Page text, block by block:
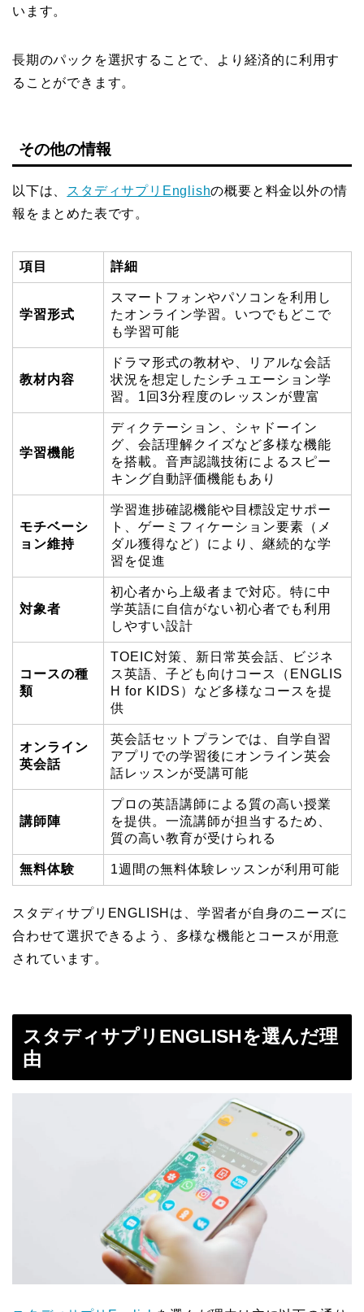
います。
長期のパックを選択することで、より経済的に利用す
ることができます。
その他の情報
以下は、 スタディサプリEnglishの概要と料金以外の情
報をまとめた表です。
項目 詳細
学習形式
スマートフォンやパソコンを利用し
たオンライン学習。いつでもどこで
も学習可能
教材内容
ドラマ形式の教材や、リアルな会話
状況を想定したシチュエーション学
習。1回3分程度のレッスンが豊富
学習機能
ディクテーション、シャドーイン
グ、会話理解クイズなど多様な機能
を搭載。音声認識技術によるスピー
キング自動評価機能もあり
モチベーシ
ョン維持
学習進捗確認機能や目標設定サポー
ト、ゲーミフィケーション要素（メ
ダル獲得など）により、継続的な学
習を促進
対象者
初心者から上級者まで対応。特に中
学英語に自信がない初心者でも利用
しやすい設計
コースの種
類
TOEIC対策、新日常英会話、ビジネ
ス英語、子ども向けコース（ENGLIS
H for KIDS）など多様なコースを提
供
オンライン
英会話
英会話セットプランでは、自学自習
アプリでの学習後にオンライン英会
話レッスンが受講可能
講師陣
プロの英語講師による質の高い授業
を提供。一流講師が担当するため、
質の高い教育が受けられる
無料体験 1週間の無料体験レッスンが利用可能
スタディサプリENGLISHは、学習者が自身のニーズに
合わせて選択できるよう、多様な機能とコースが用意
されています。
スタディサプリENGLISHを選んだ理
由